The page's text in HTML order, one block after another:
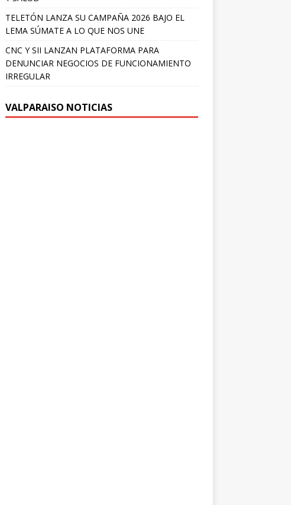
TELETÓN LANZA SU CAMPAÑA 2026 BAJO EL
LEMA SÚMATE A LO QUE NOS UNE
CNC Y SII LANZAN PLATAFORMA PARA
DENUNCIAR NEGOCIOS DE FUNCIONAMIENTO
IRREGULAR
VALPARAISO NOTICIAS